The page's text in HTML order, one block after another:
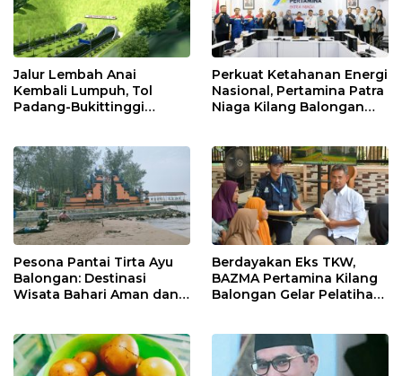
Jalur Lembah Anai
Kembali Lumpuh, Tol
Padang-Bukittinggi
Perkuat Ketahanan Energi
Nasional, Pertamina Patra
Niaga Kilang Balongan
Pesona Pantai Tirta Ayu
Balongan: Destinasi
Wisata Bahari Aman dan
Berdayakan Eks TKW,
BAZMA Pertamina Kilang
Balongan Gelar Pelatihan
Rawadalem